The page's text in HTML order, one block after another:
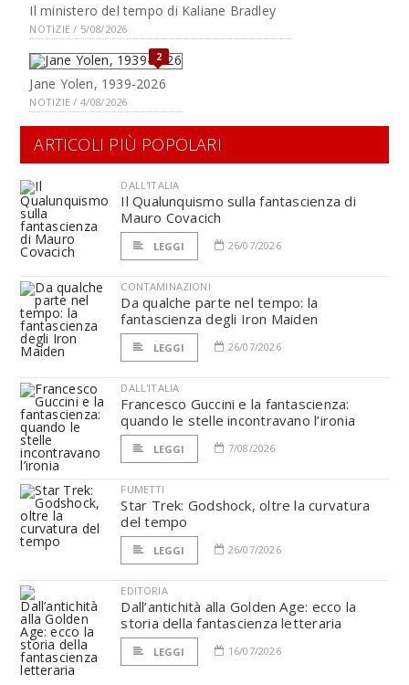
Il ministero del tempo di Kaliane Bradley
NOTIZIE / 5/08/2026
2
Jane Yolen, 1939-2026
NOTIZIE / 4/08/2026
ARTICOLI PIÙ POPOLARI
DALL'ITALIA
Il Qualunquismo sulla fantascienza di
Mauro Covacich
LEGGI 26/07/2026
CONTAMINAZIONI
Da qualche parte nel tempo: la
fantascienza degli Iron Maiden
LEGGI 26/07/2026
DALL'ITALIA
Francesco Guccini e la fantascienza:
quando le stelle incontravano l’ironia
LEGGI 7/08/2026
FUMETTI
Star Trek: Godshock, oltre la curvatura
del tempo
LEGGI 26/07/2026
EDITORIA
Dall’antichità alla Golden Age: ecco la
storia della fantascienza letteraria
LEGGI 16/07/2026